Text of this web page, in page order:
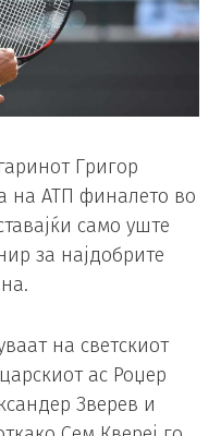
Григор
на АТП финалето во
само уште
за најдобрите
на светскиот
ас Роџер
Зверев и